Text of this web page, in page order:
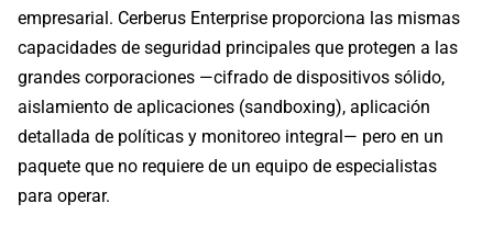
empresarial. Cerberus Enterprise proporciona las mismas
capacidades de seguridad principales que protegen a las
grandes corporaciones —cifrado de dispositivos sólido,
aislamiento de aplicaciones (sandboxing), aplicación
detallada de políticas y monitoreo integral— pero en un
paquete que no requiere de un equipo de especialistas
para operar.